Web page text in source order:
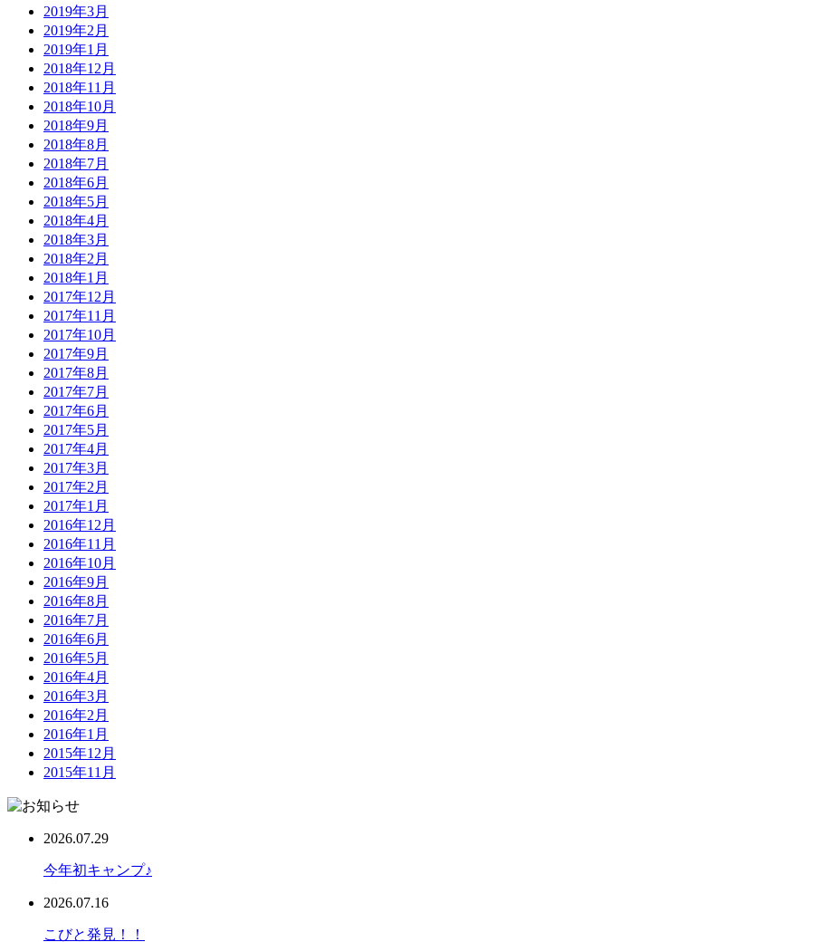
2019年3月
2019年2月
2019年1月
2018年12月
2018年11月
2018年10月
2018年9月
2018年8月
2018年7月
2018年6月
2018年5月
2018年4月
2018年3月
2018年2月
2018年1月
2017年12月
2017年11月
2017年10月
2017年9月
2017年8月
2017年7月
2017年6月
2017年5月
2017年4月
2017年3月
2017年2月
2017年1月
2016年12月
2016年11月
2016年10月
2016年9月
2016年8月
2016年7月
2016年6月
2016年5月
2016年4月
2016年3月
2016年2月
2016年1月
2015年12月
2015年11月
2026.07.29
今年初キャンプ♪
2026.07.16
こびと発見！！